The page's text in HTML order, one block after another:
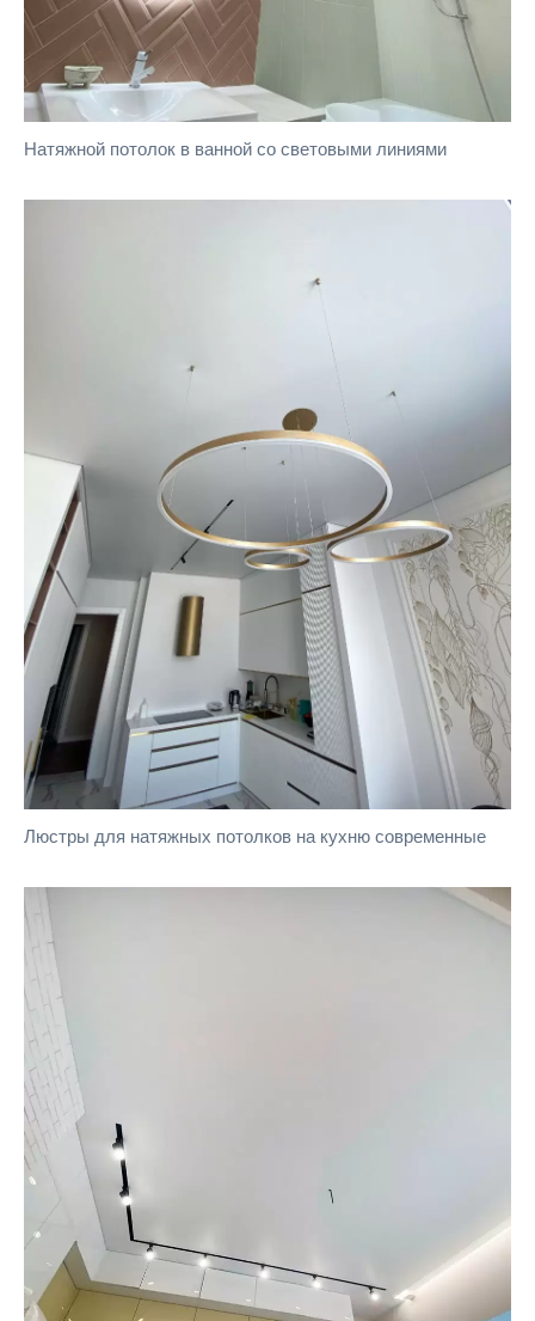
Натяжной потолок в ванной со световыми линиями
Люстры для натяжных потолков на кухню современные